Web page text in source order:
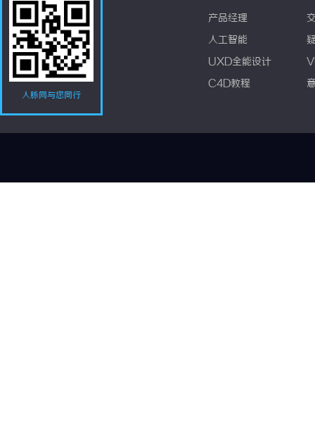
人脉网与您同行
产品经理
人工智能
UXD全能设计
C4D教程